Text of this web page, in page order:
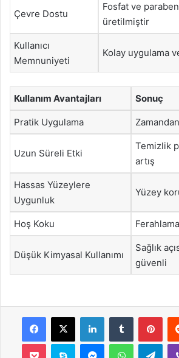
Çevre Dostu
Fosfat ve
üretilmiştir
Kullanıcı
Memnuniyeti
Kolay uygulama
Kullanım Avantajları Sonuç
Pratik Uygulama
Uzun Süreli Etki
Temizlik
artış
Hassas Yüzeylere
Uygunluk
Yüzey
Hoş Koku
Düşük Kimyasal Kullanımı
Sağlık
güvenli
Facebook
X LinkedInTumblr
Pocket Skype MessengerWhatsApp